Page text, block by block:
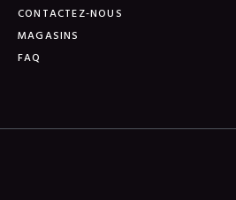
CONTACTEZ-NOUS
MAGASINS
FAQ